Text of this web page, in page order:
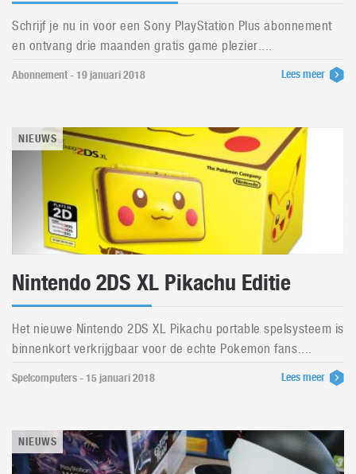
Schrijf je nu in voor een Sony PlayStation Plus abonnement
en ontvang drie maanden gratis game plezier....
Abonnement - 19 januari 2018 Lees meer
NIEUWS
Nintendo 2DS XL Pikachu Editie
Het nieuwe Nintendo 2DS XL Pikachu portable spelsysteem is
binnenkort verkrijgbaar voor de echte Pokemon fans....
Spelcomputers - 15 januari 2018 Lees meer
NIEUWS